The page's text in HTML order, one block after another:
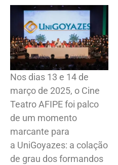
Nos dias 13 e 14 de
março de 2025, o Cine
Teatro AFIPE foi palco
de um momento
marcante para
a UniGoyazes: a colação
de grau dos formandos